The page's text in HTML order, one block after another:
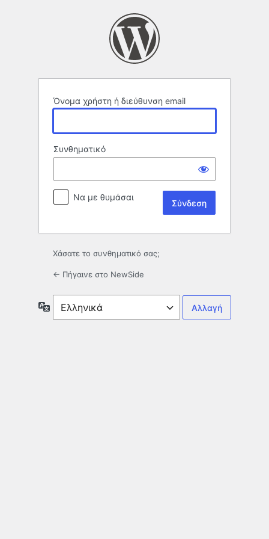
Όνομα χρήστη ή διεύθυνση email
Συνθηματικό
Να με θυμάσαι
Χάσατε το συνθηματικό σας;
← Πήγαινε στο NewSide
Γλώσσα